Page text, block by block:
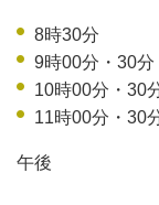
8時30分
9時00分・30分
10時00分・30
11時00分・30
午後